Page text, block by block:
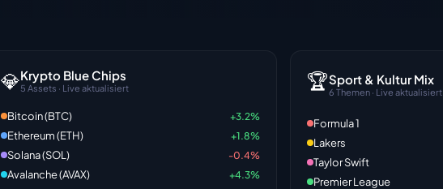
💎Krypto Blue Chips
5 Assets · Live aktualisiert
Bitcoin (BTC) +3.2%
Ethereum (ETH) +1.8%
Solana (SOL) -0.4%
Avalanche (AVAX) +4.3%
🏆Sport & Kultur Mix
6 Themen · Live aktualisiert
Formula 1
Lakers
Taylor Swift
Premier League